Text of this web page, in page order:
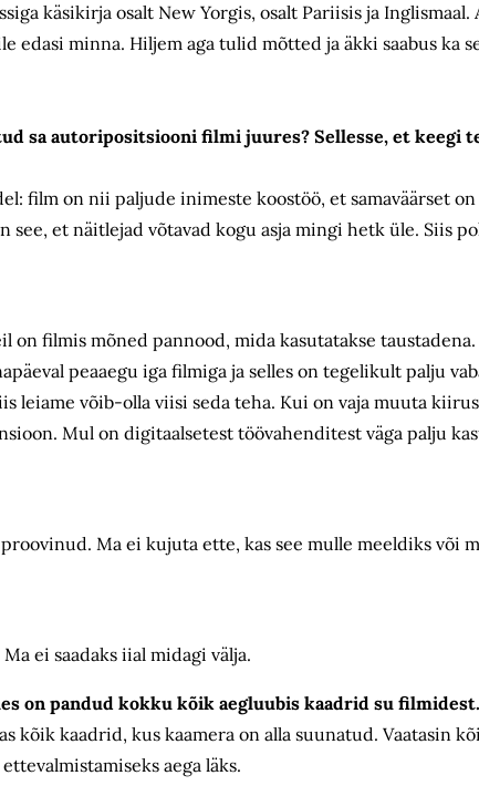
käsikirja osalt New Yorgis, osalt Pariisis ja Inglismaal.
edasi minna. Hiljem aga tulid mõtted ja äkki saabus ka
sa autoripositsiooni filmi juures? Sellesse, et keegi
film on nii paljude inimeste koostöö, et samaväärset
et näitlejad võtavad kogu asja mingi hetk üle. Siis
filmis mõned pannood, mida kasutatakse
peaaegu iga filmiga ja selles on tegelikult palju
leiame võib-olla viisi seda teha. Kui on vaja muuta
Mul on digitaalsetest töövahenditest väga palju
Ma ei kujuta ette, kas see mulle meeldiks või
ei saadaks iial midagi välja.
on pandud kokku kõik aegluubis kaadrid su filmidest.
kõik kaadrid, kus kaamera on alla suunatud. Vaatasin
aega läks.